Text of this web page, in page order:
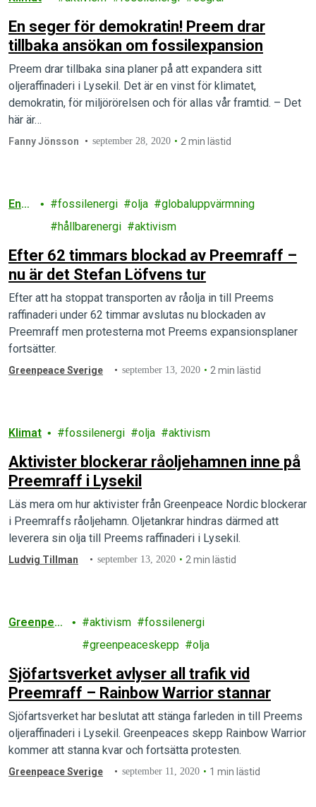
En seger för demokratin! Preem drar
tillbaka ansökan om fossilexpansion
Preem drar tillbaka sina planer på att expandera sitt
oljeraffinaderi i Lysekil. Det är en vinst för klimatet,
demokratin, för miljörörelsen och för allas vår framtid. – Det
här är…
Fanny Jönsson september 28, 2020 2 min lästid
Ener
fossilenergi olja
globaluppvärmning
hållbarenergi
aktivism
Efter 62 timmars blockad av Preemraff –
nu är det Stefan Löfvens tur
Efter att ha stoppat transporten av råolja in till Preems
raffinaderi under 62 timmar avslutas nu blockaden av
Preemraff men protesterna mot Preems expansionsplaner
fortsätter.
Greenpeace Sverige september 13, 2020 2 min lästid
Klimat fossilenergi olja aktivism
Aktivister blockerar råoljehamnen inne på
Preemraff i Lysekil
Läs mera om hur aktivister från Greenpeace Nordic blockerar
i Preemraffs råoljehamn. Oljetankrar hindras därmed att
leverera sin olja till Preems raffinaderi i Lysekil.
Ludvig Tillman september 13, 2020 2 min lästid
Greenpea
aktivism
fossilenergi
greenpeaceskepp
olja
Sjöfartsverket avlyser all trafik vid
Preemraff – Rainbow Warrior stannar
Sjöfartsverket har beslutat att stänga farleden in till Preems
oljeraffinaderi i Lysekil. Greenpeaces skepp Rainbow Warrior
kommer att stanna kvar och fortsätta protesten.
Greenpeace Sverige september 11, 2020 1 min lästid